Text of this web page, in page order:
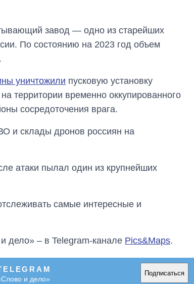
завод — одно из старейших
По состоянию на 2023 год объем
уничтожили пусковую установку
территории временно оккупированного
сосредоточения врага.
и склады дронов россиян на
атаки пылал один из крупнейших
самые интересные и
дело» – в Telegram-канале Pics&Maps.
и дело»
Подписаться